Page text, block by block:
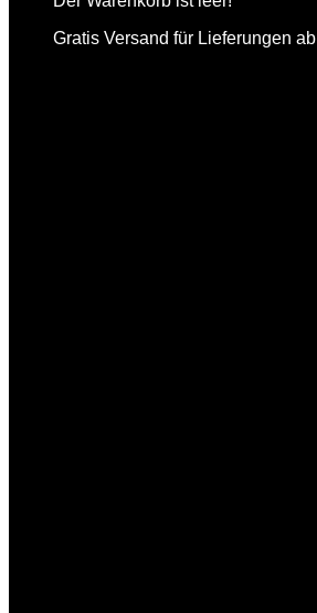
Gratis Versand für Lieferungen ab